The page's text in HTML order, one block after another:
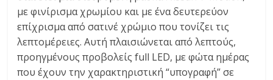
με φινίρισμα χρωμίου και με ένα δευτερεύον
επίχρισμα από σατινέ χρώμιο που τονίζει τις
λεπτομέρειες. Αυτή πλαισιώνεται από λεπτούς,
προηγμένους προβολείς full LED, με φώτα ημέρας
που έχουν την χαρακτηριστική “υπογραφή” σε